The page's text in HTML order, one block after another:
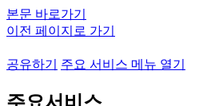
본문 바로가기
이전 페이지로 가기
공유하기 주요 서비스 메뉴 열기